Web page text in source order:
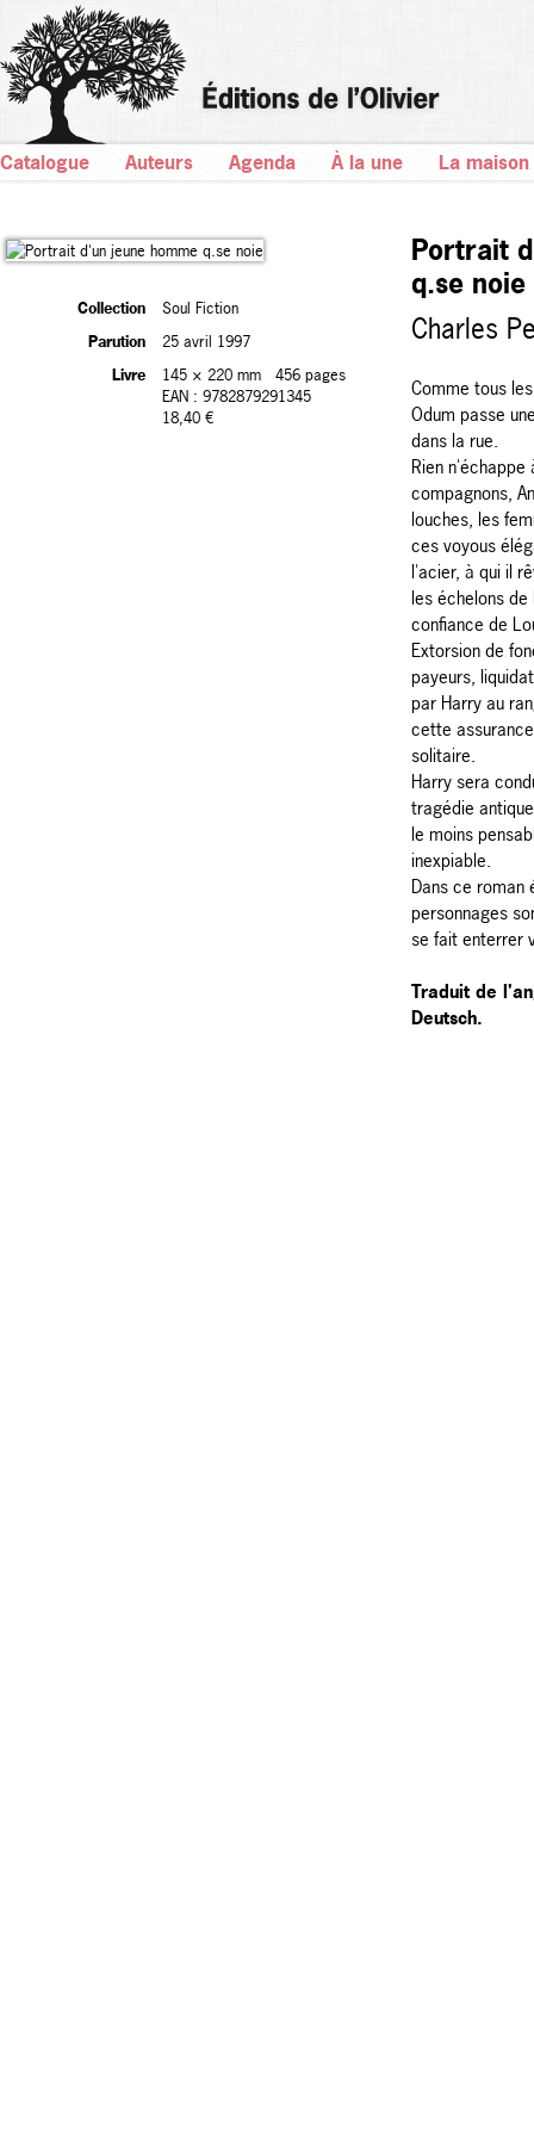
Catalogue Auteurs Agenda À la une La maison
Collection
Soul Fiction
Parution
25 avril 1997
Livre
145 × 220 mm
456 pages
EAN : 9782879291345
18,40 €
Portrait
q.se noie
Charles
Comme tous
Odum passe
dans la rue.
Rien
compagnons,
louches, les
ces voyous
l'acier, à qui il
les échelons
confiance de
Extorsion de
payeurs,
par Harry au
cette
solitaire.
Harry sera
tragédie
le moins
inexpiable.
Dans ce roman
personnages
se fait enterrer
Traduit de
Deutsch.